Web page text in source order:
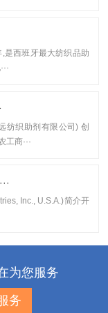
是西班牙最大纺织品助
纺织助剂有限公司) 创
商···
Inc., U.S.A.)简介开
为您服务
务